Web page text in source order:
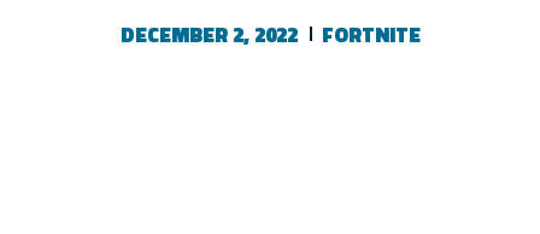
DECEMBER 2, 2022 FORTNITE